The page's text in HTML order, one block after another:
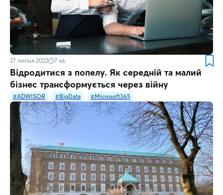
27 липня 2022 7 хв.
Відродитися з попелу. Як середній та малий
бізнес трансформується через війну
#ADWISOR #BigData #Microsoft365